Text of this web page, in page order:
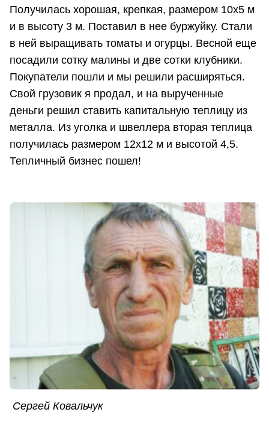
Получилась хорошая, крепкая, размером 10х5 м
и в высоту 3 м. Поставил в нее буржуйку. Стали
в ней выращивать томаты и огурцы. Весной еще
посадили сотку малины и две сотки клубники.
Покупатели пошли и мы решили расширяться.
Свой грузовик я продал, и на вырученные
деньги решил ставить капитальную теплицу из
металла. Из уголка и швеллера вторая теплица
получилась размером 12х12 м и высотой 4,5.
Тепличный бизнес пошел!
Сергей Ковальчук